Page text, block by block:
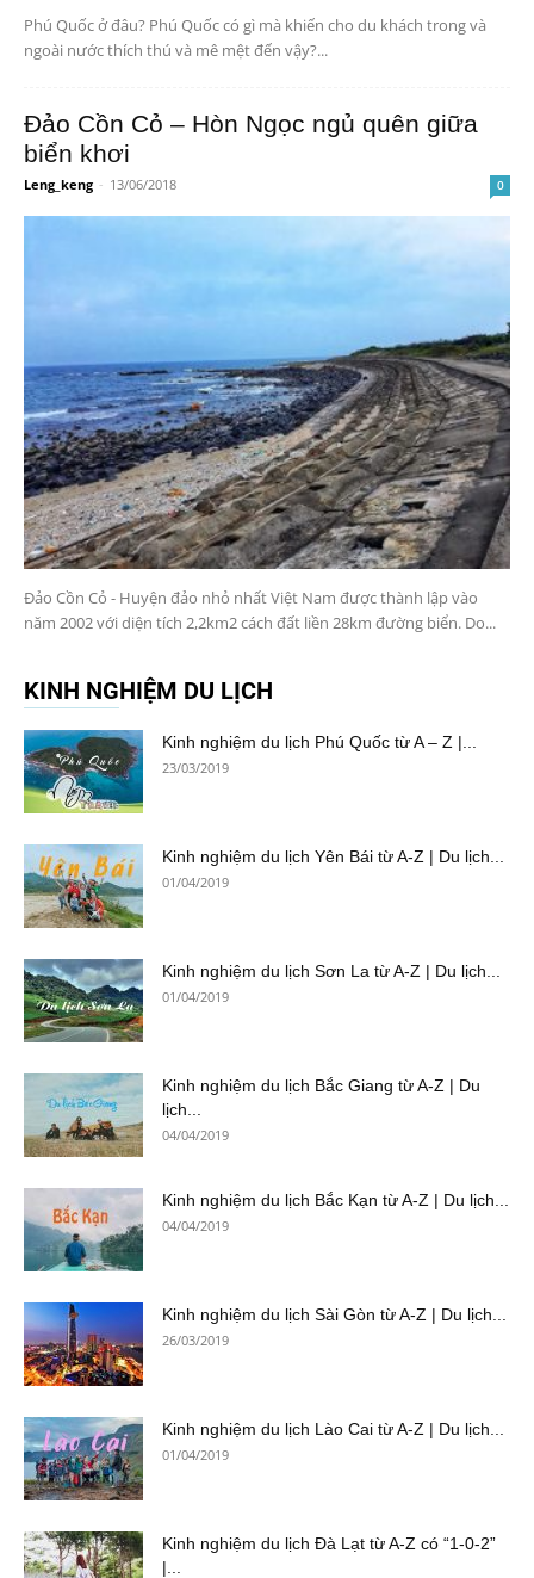
Phú Quốc ở đâu? Phú Quốc có gì mà khiến cho du khách trong và
ngoài nước thích thú và mê mệt đến vậy?...
Đảo Cồn Cỏ – Hòn Ngọc ngủ quên giữa
biển khơi
Leng_keng - 13/06/2018 0
Đảo Cồn Cỏ - Huyện đảo nhỏ nhất Việt Nam được thành lập vào
năm 2002 với diện tích 2,2km2 cách đất liền 28km đường biển. Do...
KINH NGHIỆM DU LỊCH
Kinh nghiệm du lịch Phú Quốc từ A – Z |...
23/03/2019
Kinh nghiệm du lịch Yên Bái từ A-Z | Du lịch...
01/04/2019
Kinh nghiệm du lịch Sơn La từ A-Z | Du lịch...
01/04/2019
Kinh nghiệm du lịch Bắc Giang từ A-Z | Du
lịch...
04/04/2019
Kinh nghiệm du lịch Bắc Kạn từ A-Z | Du lịch...
04/04/2019
Kinh nghiệm du lịch Sài Gòn từ A-Z | Du lịch...
26/03/2019
Kinh nghiệm du lịch Lào Cai từ A-Z | Du lịch...
01/04/2019
Kinh nghiệm du lịch Đà Lạt từ A-Z có “1-0-2”
|...